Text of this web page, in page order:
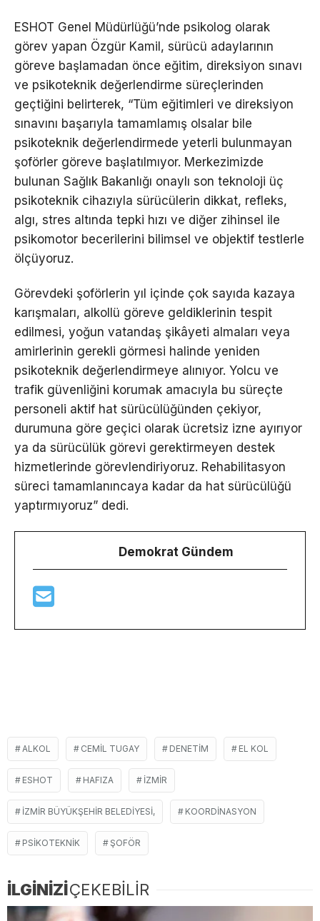
ESHOT Genel Müdürlüğü’nde psikolog olarak
görev yapan Özgür Kamil, sürücü adaylarının
göreve başlamadan önce eğitim, direksiyon sınavı
ve psikoteknik değerlendirme süreçlerinden
geçtiğini belirterek, “Tüm eğitimleri ve direksiyon
sınavını başarıyla tamamlamış olsalar bile
psikoteknik değerlendirmede yeterli bulunmayan
şoförler göreve başlatılmıyor. Merkezimizde
bulunan Sağlık Bakanlığı onaylı son teknoloji üç
psikoteknik cihazıyla sürücülerin dikkat, refleks,
algı, stres altında tepki hızı ve diğer zihinsel ile
psikomotor becerilerini bilimsel ve objektif testlerle
ölçüyoruz.
Görevdeki şoförlerin yıl içinde çok sayıda kazaya
karışmaları, alkollü göreve geldiklerinin tespit
edilmesi, yoğun vatandaş şikâyeti almaları veya
amirlerinin gerekli görmesi halinde yeniden
psikoteknik değerlendirmeye alınıyor. Yolcu ve
trafik güvenliğini korumak amacıyla bu süreçte
personeli aktif hat sürücülüğünden çekiyor,
durumuna göre geçici olarak ücretsiz izne ayırıyor
ya da sürücülük görevi gerektirmeyen destek
hizmetlerinde görevlendiriyoruz. Rehabilitasyon
süreci tamamlanıncaya kadar da hat sürücülüğü
yaptırmıyoruz” dedi.
Demokrat Gündem
ALKOL CEMIL TUGAY DENETIM EL KOL
ESHOT HAFIZA İZMIR
İZMIR BÜYÜKŞEHIR BELEDIYESI, KOORDINASYON
PSIKOTEKNIK ŞOFÖR
İLGİNİZİÇEKEBİLİR